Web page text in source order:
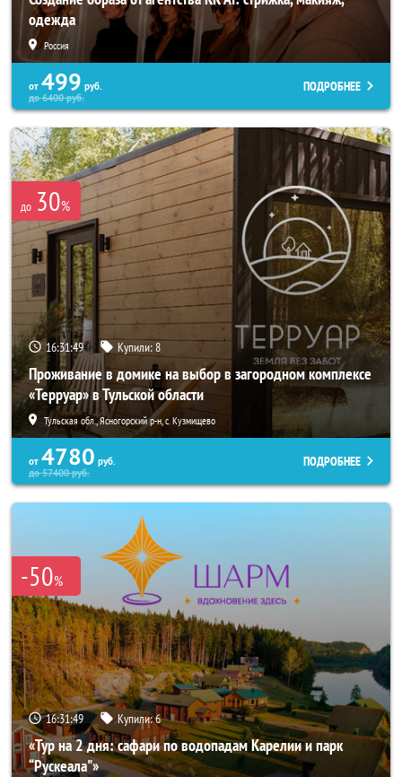
одежда
Россия
от 499 руб.
до6400руб.
ПОДРОБНЕЕ
до 30%
16:31:45 Купили:8
Проживание в домике на выбор в загородном комплексе
«Терруар» в Тульской области
Тульская обл., Ясногорский р-н, с. Кузмищево
от 4780 руб.
до57400руб.
ПОДРОБНЕЕ
-50%
16:31:45 Купили:6
«Тур на 2 дня: сафари по водопадам Карелии и парк
“Рускеала"»